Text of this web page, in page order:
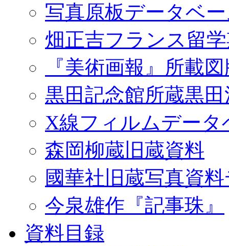
写真原板データベ
畑正吉フランス留
『美術画報』所載
黒田記念館所蔵黒
X線フィルムデータ
森岡柳蔵旧蔵資料
國華社旧蔵写真資
今泉雄作『記事珠』
資料目録